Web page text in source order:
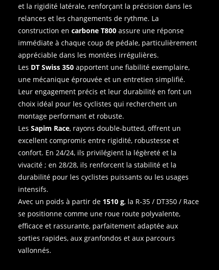
et la rigidité latérale, renforçant la précision dans les
relances et les changements de rythme. La
construction encarbone T800 assure une réponse
immédiate à chaque coup de pédale, particulièrement
appréciable dans les montées irrégulières.
Les DT Swiss 350 apportent une fiabilité exemplaire,
une mécanique éprouvée et un entretien simplifié.
Leur engagement précis et leur durabilité en font un
choix idéal pour les cyclistes qui recherchent un
montage performant et robuste.
LesSapim Race, rayons double‑butted, offrent un
excellent compromis entre rigidité, robustesse et
confort. En 24/24, ils privilégient la légèreté et la
vivacité ; en 28/28, ils renforcent la stabilité et la
durabilité pour les cyclistes puissants ou les usages
intensifs.
Avec un poids à partir de 1510 g, la R‑35 / DT350 / Race
se positionne comme une roue route polyvalente,
efficace et rassurante, parfaitement adaptée aux
sorties rapides, aux granfondos et aux parcours
vallonnés.